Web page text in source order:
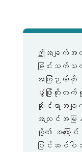
ဤအချက်အလ
ခြင်းသက်သ
အကြံဉာဏ်ကို
ဖွံ့ဖြိုးတိုးတ
ဆိုင်ရာအချ
အလျင်အမြ
တို့၏ အကြောင်း
ပြင်ဆင်ပါ